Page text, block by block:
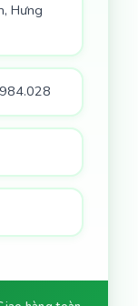
Hưng